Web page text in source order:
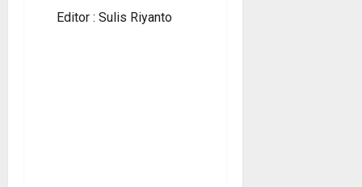
Editor : Sulis Riyanto